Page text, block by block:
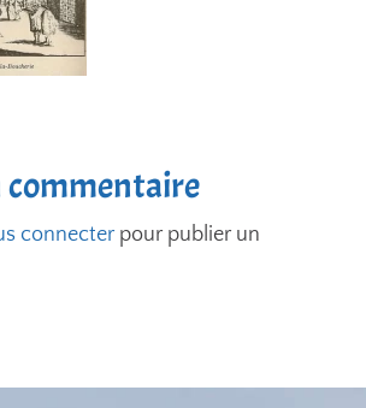
commentaire
connecterpour publier un